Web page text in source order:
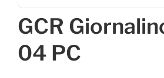
GCR
04 PC